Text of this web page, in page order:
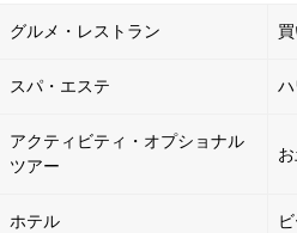
グルメ・レストラン
スパ・エステ
アクティビティ・オプショナル
ツアー
ホテル